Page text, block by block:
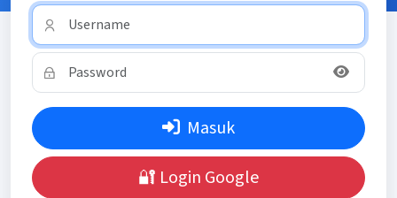
Masuk
🔐 Login Google